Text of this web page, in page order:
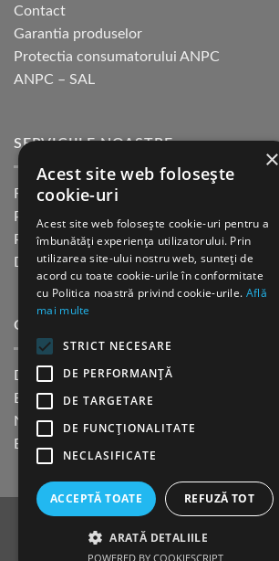
Contact
Garantia produselor
Protectia consumatorului ANPC
ANPC – SAL
SERVICIILE NOASTRE
Returnare in 30 de zile
Plata cu cardul Guerrilla
Plata in rate fara dobanda
Distributie sau profesionisti
CINE SUNTEM?
Despre noi
Blog
Newsletter
Evenimente
×
Acest site web folosește
cookie-uri
Acest site web folosește cookie-uri pentru a
îmbunătăți experiența utilizatorului. Prin
utilizarea site-ului nostru web, sunteți de
acord cu toate cookie-urile în conformitate
cu Politica noastră privind cookie-urile. Află
mai multe
STRICT NECESARE
DE PERFORMANȚĂ
DE TARGETARE
DE FUNCŢIONALITATE
NECLASIFICATE
ACCEPTĂ TOATE REFUZĂ TOT
ARATĂ DETALIILE
POWERED BY COOKIESCRIPT